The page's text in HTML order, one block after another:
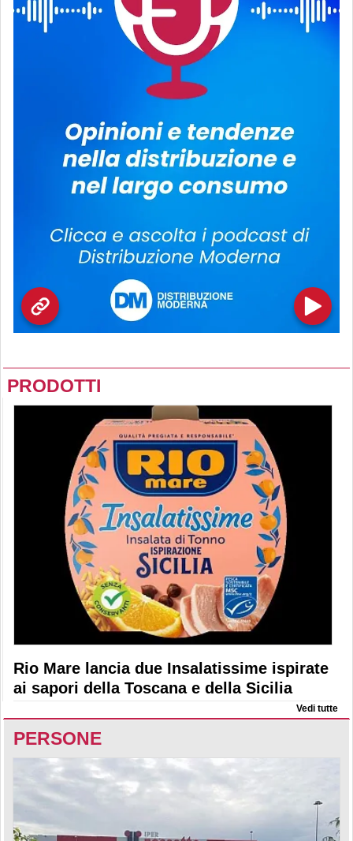
PRODOTTI
Rio Mare lancia due Insalatissime ispirate
ai sapori della Toscana e della Sicilia
Vedi tutte
PERSONE